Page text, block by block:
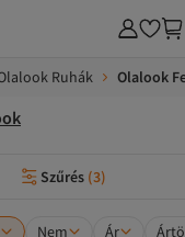
Ruhák Olalook
Szűrés (3)
Nem Ár